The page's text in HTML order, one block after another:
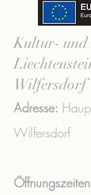
Kultur- und
Wilfersdorf
Adresse:
Wilfersdorf